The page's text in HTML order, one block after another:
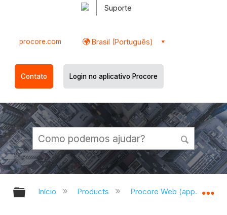
Suporte
procore.com Brasil (Português)
Contato Login no aplicativo Procore
Expandir/recolher hierarquia
Início Products Procore Web